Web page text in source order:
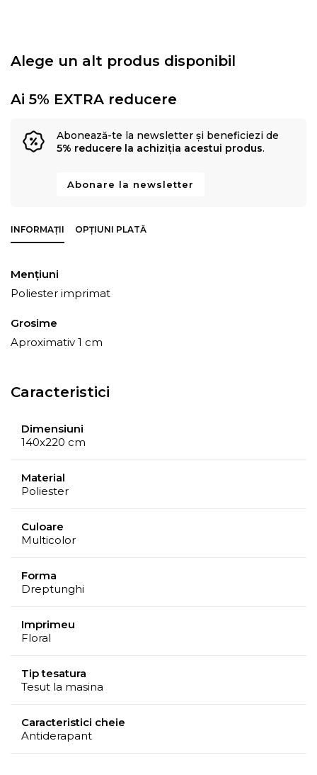
Alege un alt produs disponibil
Ai 5% EXTRA reducere
Abonează-te la newsletter și beneficiezi de
5% reducere la achiziția acestui produs.
Abonare la newsletter
INFORMAȚII OPȚIUNI PLATĂ
Mențiuni
Poliester imprimat
Grosime
Aproximativ 1 cm
Caracteristici
Dimensiuni
140x220 cm
Material
Poliester
Culoare
Multicolor
Forma
Dreptunghi
Imprimeu
Floral
Tip tesatura
Tesut la masina
Caracteristici cheie
Antiderapant